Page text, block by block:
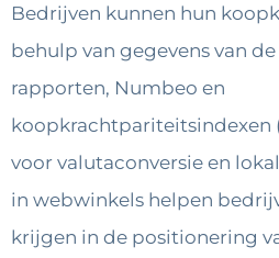
Bedrijven kunnen hun
behulp van gegevens van
rapporten, Numbeo en
koopkrachtpariteitsindexen
voor valutaconversie en
in webwinkels helpen
krijgen in de positionering